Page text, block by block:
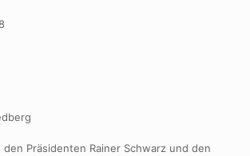
Präsidenten Rainer Schwarz und den